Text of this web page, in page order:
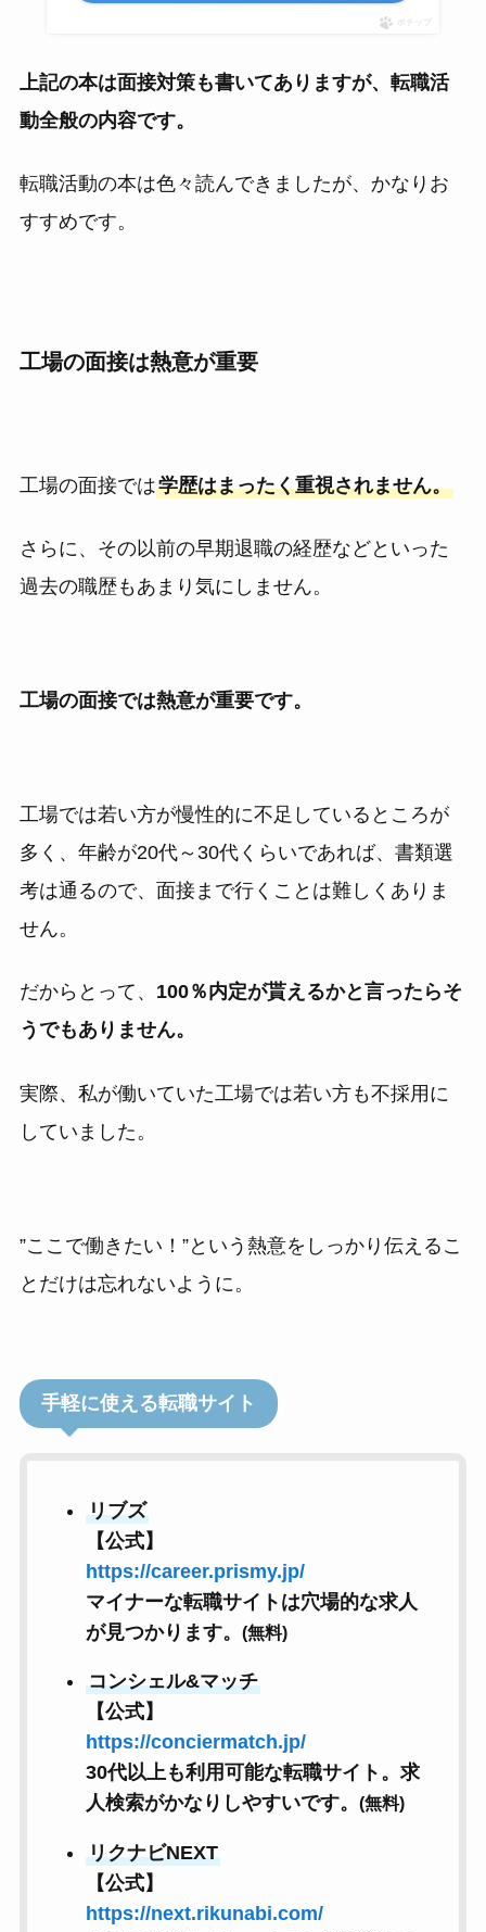
ポチップ
上記の本は面接対策も書いてありますが、転職活
動全般の内容です。
転職活動の本は色々読んできましたが、かなりお
すすめです。
工場の面接は熱意が重要
工場の面接では学歴はまったく重視されません。
さらに、その以前の早期退職の経歴などといった
過去の職歴もあまり気にしません。
工場の面接では熱意が重要です。
工場では若い方が慢性的に不足しているところが
多く、年齢が20代～30代くらいであれば、書類選
考は通るので、面接まで行くことは難しくありま
せん。
だからとって、 100％内定が貰えるかと言ったらそ
うでもありません。
実際、私が働いていた工場では若い方も不採用に
していました。
”ここで働きたい！”という熱意をしっかり伝えるこ
とだけは忘れないように。
手軽に使える転職サイト
リブズ
【公式】
https://career.prismy.jp/
マイナーな転職サイトは穴場的な求人
が見つかります。 (無料)
コンシェル&マッチ
【公式】
https://conciermatch.jp/
30代以上も利用可能な転職サイト。求
人検索がかなりしやすいです。 (無料)
リクナビNEXT
【公式】
https://next.rikunabi.com/